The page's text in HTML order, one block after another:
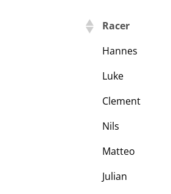
Racer
Hannes
Luke
Clement
Nils
Matteo
Julian